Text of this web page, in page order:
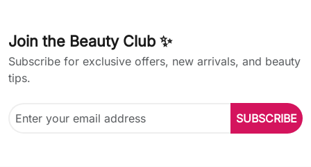
Join the Beauty Club ✨
Subscribe for exclusive offers, new arrivals, and beauty
tips.
SUBSCRIBE